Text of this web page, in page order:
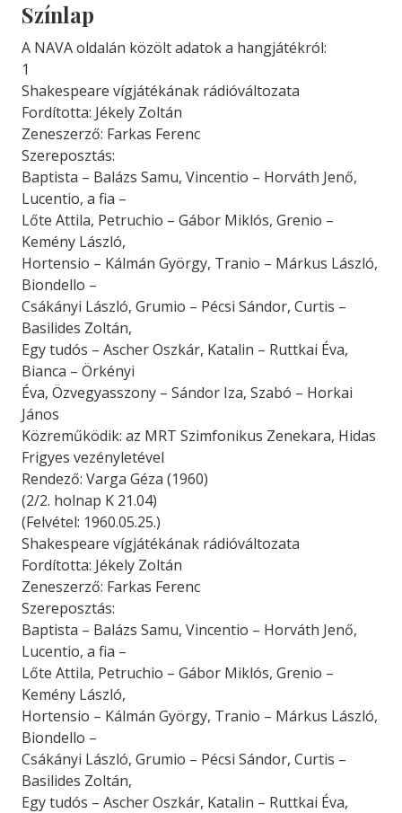
Színlap
A NAVA oldalán közölt adatok a hangjátékról:
1
Shakespeare vígjátékának rádióváltozata
Fordította: Jékely Zoltán
Zeneszerző: Farkas Ferenc
Szereposztás:
Baptista – Balázs Samu, Vincentio – Horváth Jenő,
Lucentio, a fia –
Lőte Attila, Petruchio – Gábor Miklós, Grenio –
Kemény László,
Hortensio – Kálmán György, Tranio – Márkus László,
Biondello –
Csákányi László, Grumio – Pécsi Sándor, Curtis –
Basilides Zoltán,
Egy tudós – Ascher Oszkár, Katalin – Ruttkai Éva,
Bianca – Örkényi
Éva, Özvegyasszony – Sándor Iza, Szabó – Horkai
János
Közreműködik: az MRT Szimfonikus Zenekara, Hidas
Frigyes vezényletével
Rendező: Varga Géza (1960)
(2/2. holnap K 21.04)
(Felvétel: 1960.05.25.)
Shakespeare vígjátékának rádióváltozata
Fordította: Jékely Zoltán
Zeneszerző: Farkas Ferenc
Szereposztás:
Baptista – Balázs Samu, Vincentio – Horváth Jenő,
Lucentio, a fia –
Lőte Attila, Petruchio – Gábor Miklós, Grenio –
Kemény László,
Hortensio – Kálmán György, Tranio – Márkus László,
Biondello –
Csákányi László, Grumio – Pécsi Sándor, Curtis –
Basilides Zoltán,
Egy tudós – Ascher Oszkár, Katalin – Ruttkai Éva,